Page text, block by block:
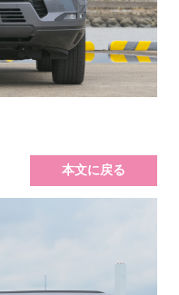
本文に戻る